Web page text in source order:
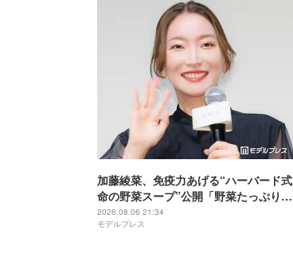
加藤綾菜、免疫力あげる“ハーバード式
命の野菜スープ”公開「野菜たっぷりで
美味しそう」「栄養満点ですね」と反
響
2026.08.06 21:34
モデルプレス